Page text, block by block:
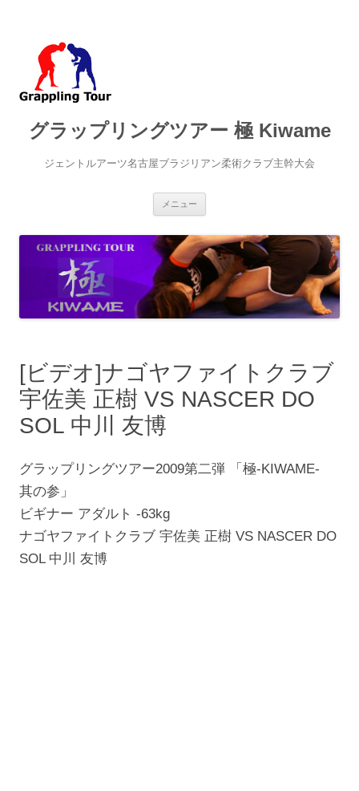
グラップリングツアー 極 Kiwame
ジェントルアーツ名古屋ブラジリアン柔術クラブ主幹大会
メニュー
ン
ツ
へ
ス
キ
ッ
プ
[ビデオ]ナゴヤファイトクラブ
宇佐美 正樹 VS NASCER DO
SOL 中川 友博
グラップリングツアー2009第二弾 「極-KIWAME-
其の参」
ビギナー アダルト -63kg
ナゴヤファイトクラブ 宇佐美 正樹 VS NASCER DO
SOL 中川 友博